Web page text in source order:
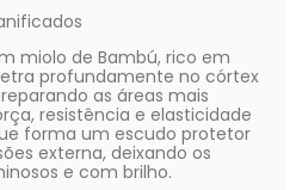
miolo de Bambú, rico em
profundamente no córtex
as áreas mais
resistência e elasticidade
forma um escudo protetor
externa, deixando os
e com brilho.